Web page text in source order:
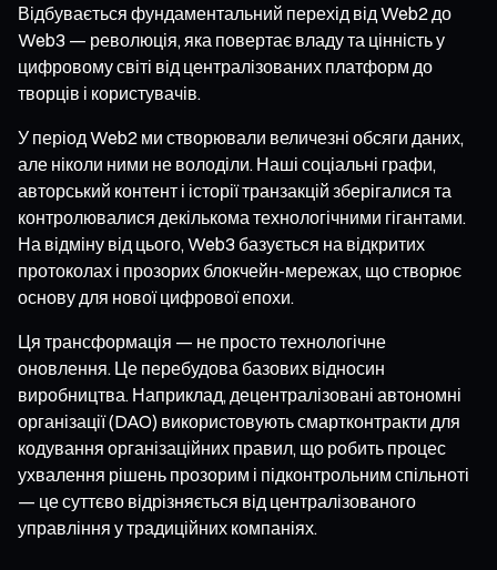
Відбувається фундаментальний перехід від Web2 до
Web3 — революція, яка повертає владу та цінність у
цифровому світі від централізованих платформ до
творців і користувачів.
У період Web2 ми створювали величезні обсяги даних,
але ніколи ними не володіли. Наші соціальні графи,
авторський контент і історії транзакцій зберігалися та
контролювалися декількома технологічними гігантами.
На відміну від цього, Web3 базується на відкритих
протоколах і прозорих блокчейн-мережах, що створює
основу для нової цифрової епохи.
Ця трансформація — не просто технологічне
оновлення. Це перебудова базових відносин
виробництва. Наприклад, децентралізовані автономні
організації (DAO) використовують смартконтракти для
кодування організаційних правил, що робить процес
ухвалення рішень прозорим і підконтрольним спільноті
— це суттєво відрізняється від централізованого
управління у традиційних компаніях.